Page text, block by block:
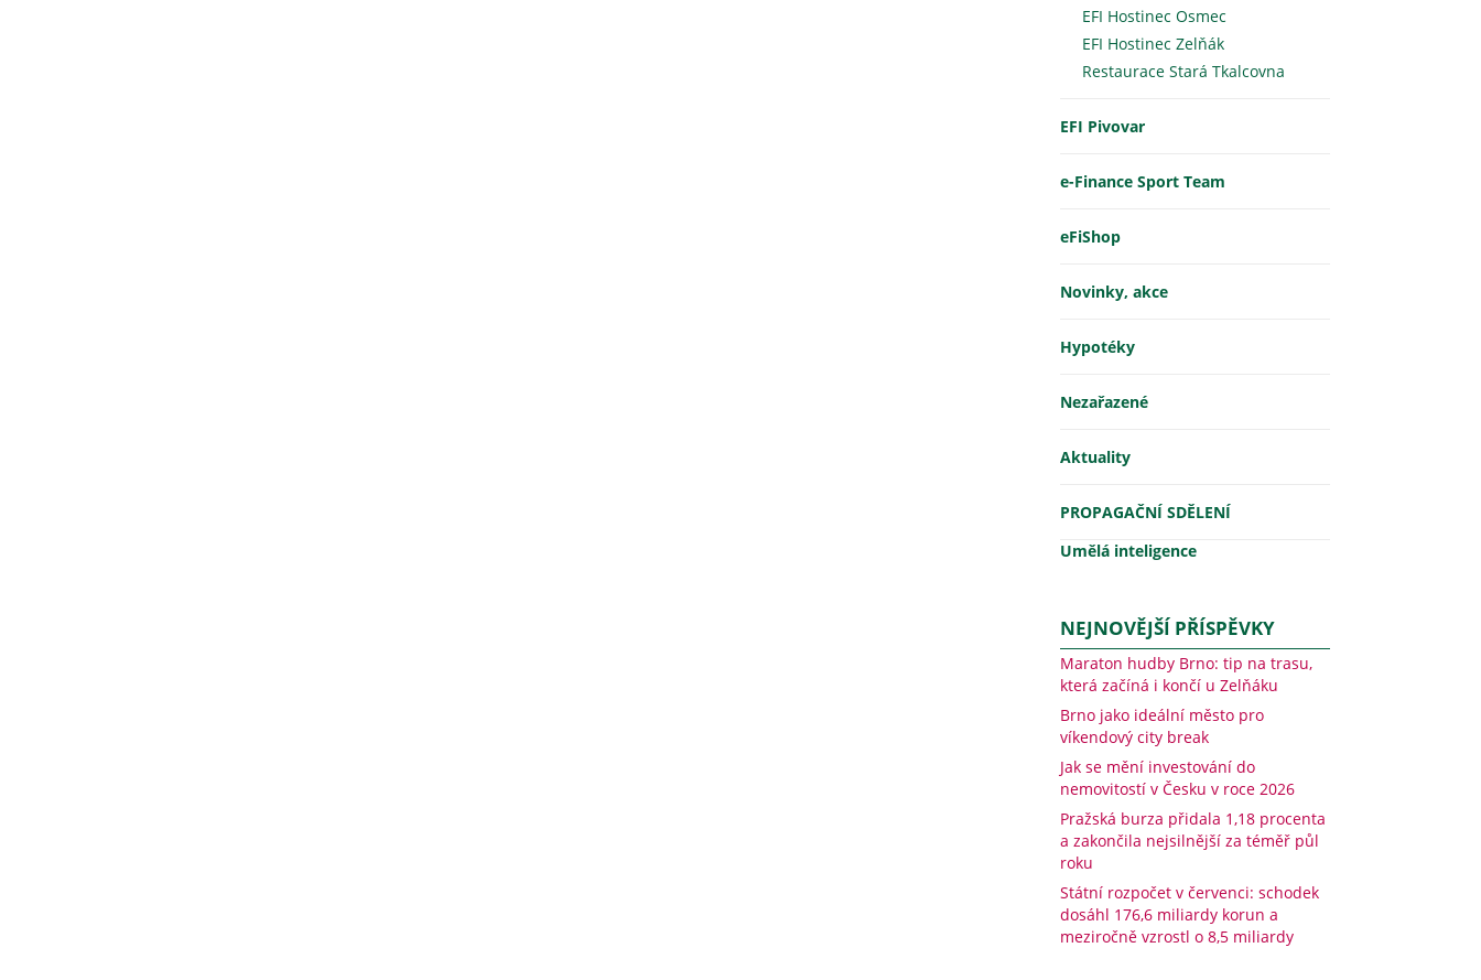
EFI Hostinec Osmec
EFI Hostinec Zelňák
Restaurace Stará Tkalcovna
EFI Pivovar
e-Finance Sport Team
eFiShop
Novinky, akce
Hypotéky
Nezařazené
Aktuality
PROPAGAČNÍ SDĚLENÍ
Umělá inteligence
NEJNOVĚJŠÍ PŘÍSPĚVKY
Maraton hudby Brno: tip na trasu,
která začíná i končí u Zelňáku
Brno jako ideální město pro
víkendový city break
Jak se mění investování do
nemovitostí v Česku v roce 2026
Pražská burza přidala 1,18 procenta
a zakončila nejsilnější za téměř půl
roku
Státní rozpočet v červenci: schodek
dosáhl 176,6 miliardy korun a
meziročně vzrostl o 8,5 miliardy